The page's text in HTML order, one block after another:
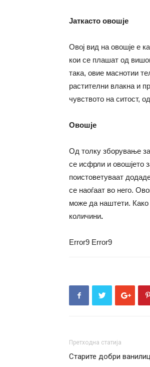
Јаткасто овошје
Овој вид на овошје е
кои се плашат од
така, овие маснотии
растителни влакна и
чувството на ситост,
Овошје
Од толку зборување
се исфрли и овошјето
поистоветуваат
се наоѓаат во него.
може да наштети. Како
количини.
Error9 Error9
Претходна статија
Старите добри